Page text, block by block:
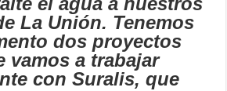
La Unión. Tenemos
dos proyectos
vamos a trabajar
con Suralis, que